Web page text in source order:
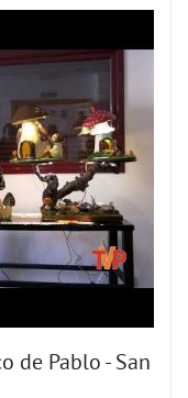
de Pablo - San